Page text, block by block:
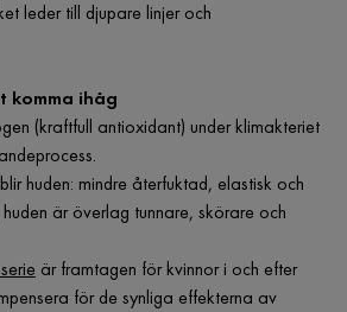
leder till djupare linjer och
komma ihåg
(kraftfull antioxidant) under klimakteriet
huden: mindre återfuktad, elastisk och
är överlag tunnare, skörare och
är framtagen för kvinnor i och efter
för de synliga effekterna av